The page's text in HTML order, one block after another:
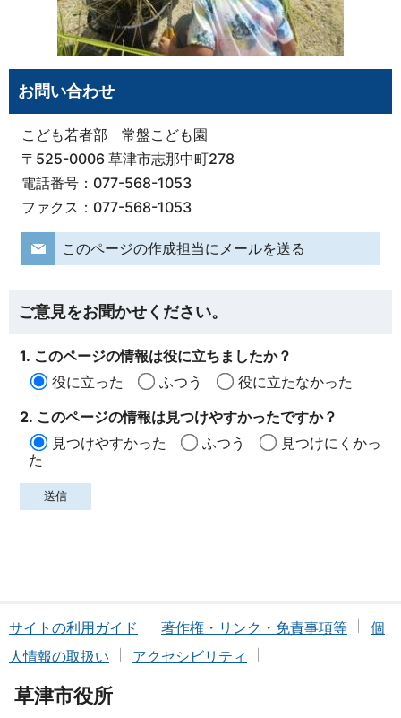
お問い合わせ
こども若者部 常盤こども園
〒525-0006 草津市志那中町278
電話番号：077-568-1053
ファクス：077-568-1053
このページの作成担当にメールを送る
ご意見をお聞かせください。
1. このページの情報は役に立ちましたか？
役に立った
ふつう
役に立たなかった
2. このページの情報は見つけやすかったですか？
見つけやすかった
ふつう
見つけにくかっ
た
サイトの利用ガイド 著作権・リンク・免責事項等
個
人情報の取扱い
アクセシビリティ
草津市役所